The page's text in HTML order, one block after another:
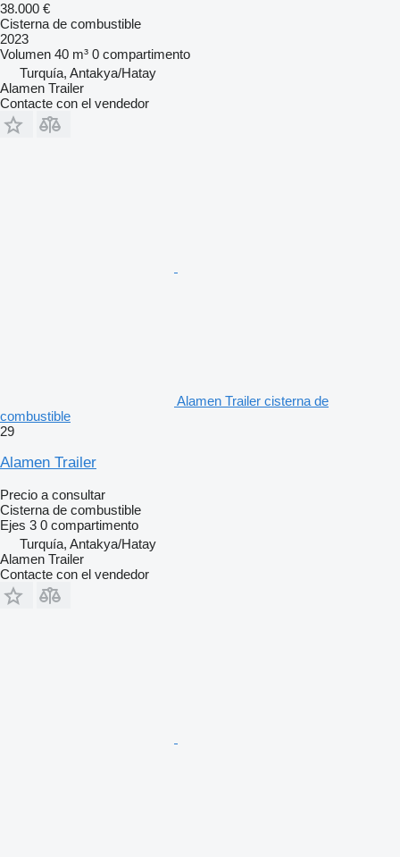
38.000 €
Cisterna de combustible
2023
Volumen 40 m³ 0 compartimento
Turquía, Antakya/Hatay
Alamen Trailer
Contacte con el vendedor
Alamen Trailer cisterna de
combustible
29
Alamen Trailer
Precio a consultar
Cisterna de combustible
Ejes 3 0 compartimento
Turquía, Antakya/Hatay
Alamen Trailer
Contacte con el vendedor